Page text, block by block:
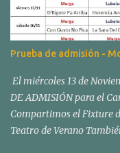
Prueba de admisión -
El miércoles 13 de
DE ADMISIÓN para el
Compartimos el Fixture
Teatro de Verano